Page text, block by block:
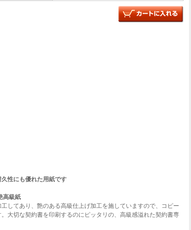
性にも優れた用紙です
高級紙
してあり、艶のある高級仕上げ加工を施していますので、コピー
大切な契約書を印刷するのにピッタリの、高級感溢れた契約書専